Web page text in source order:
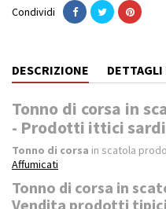
Condividi
DESCRIZIONE
Tonno di corsa in
- Prodotti ittici sardi
Tonno di corsa in scatola
Affumicati
Tonno di corsa in
Vendita prodotti